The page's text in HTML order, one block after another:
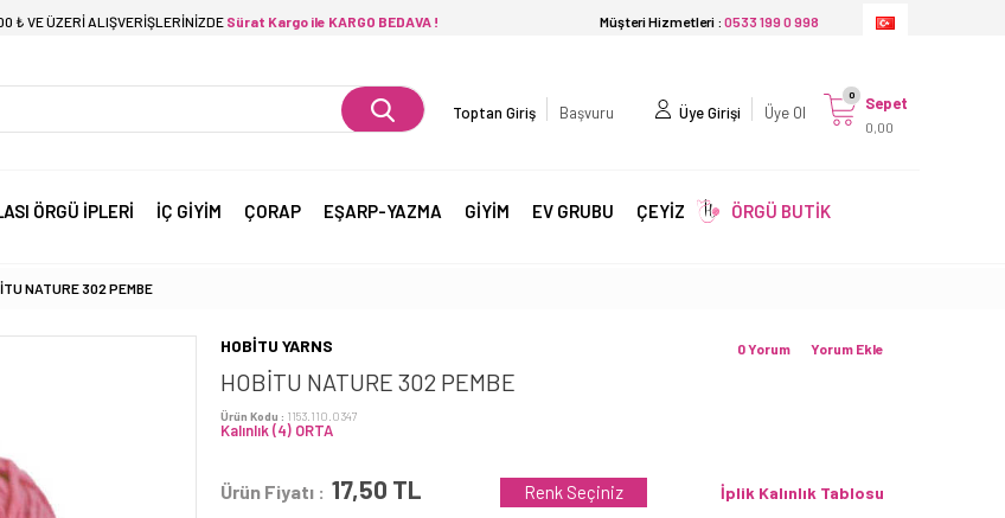
₺ VE ÜZERİ ALIŞVERİŞLERİNİZDE Sürat Kargo ile KARGO BEDAVA ! Müşteri Hizmetleri : 0533 199 0 998
Başvuru
Toptan Giriş Üye Girişi Üye Ol Sepet
0,00
0
ÖRGÜ İPLERİ İÇ GİYİM ÇORAP EŞARP-YAZMA GİYİM EV GRUBU ÇEYİZ ÖRGÜ BUTİK
NATURE 302 PEMBE
HOBİTU YARNS
HOBİTU NATURE 302 PEMBE
Ürün Kodu : 1153.110.0347
Kalınlık (4) ORTA
Yorum Ekle
0 Yorum
Ürün Fiyatı : 17,50 TL İplik Kalınlık Tablosu
Renk Seçiniz